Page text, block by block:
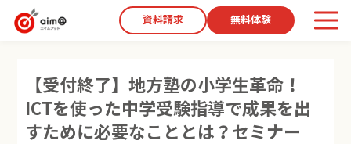
資料請求 無料体験
【受付終了】地方塾の小学生革命！
ICTを使った中学受験指導で成果を出
すために必要なこととは？セミナー